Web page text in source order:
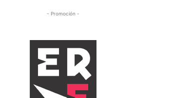
- Promoción -